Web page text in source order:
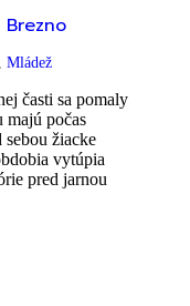
,Mládež
časti sa pomaly
majú počas
žiacke
vytúpia
pred jarnou